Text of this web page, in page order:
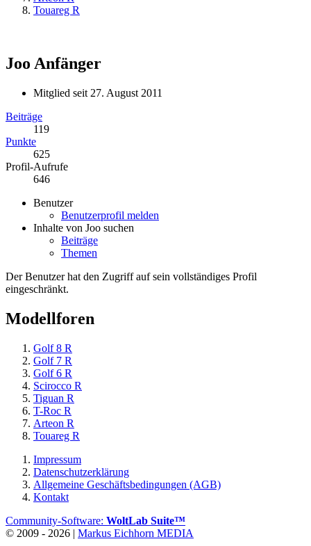
Touareg R
Joo Anfänger
Mitglied seit 27. August 2011
Beiträge
119
Punkte
625
Profil-Aufrufe
646
Benutzer
Benutzerprofil melden
Inhalte von Joo suchen
Beiträge
Themen
Der Benutzer hat den Zugriff auf sein vollständiges Profil
eingeschränkt.
Modellforen
Golf 8 R
Golf 7 R
Golf 6 R
Scirocco R
Tiguan R
T-Roc R
Arteon R
Touareg R
Impressum
Datenschutzerklärung
Allgemeine Geschäftsbedingungen (AGB)
Kontakt
Community-Software: WoltLab Suite™
© 2009 - 2026 | Markus Eichhorn MEDIA